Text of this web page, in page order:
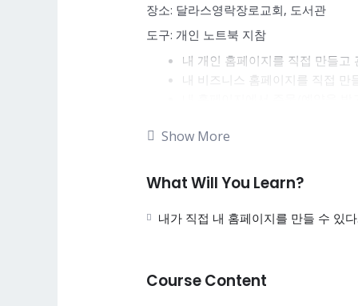
장소: 달라스영락장로교회, 도서관
도구: 개인 노트북 지참
내 개인 홈페이지를 직접 만들고
내 비즈니스 홈페이지를 직접 만
제공합니다.
매 주 동일한 내용을 강의합니다. 따라
자율적 마스크 착용, 거리두기 및
Show More
What Will You Learn?
내가 직접 내 홈페이지를 만들 수 있다.
Course Content